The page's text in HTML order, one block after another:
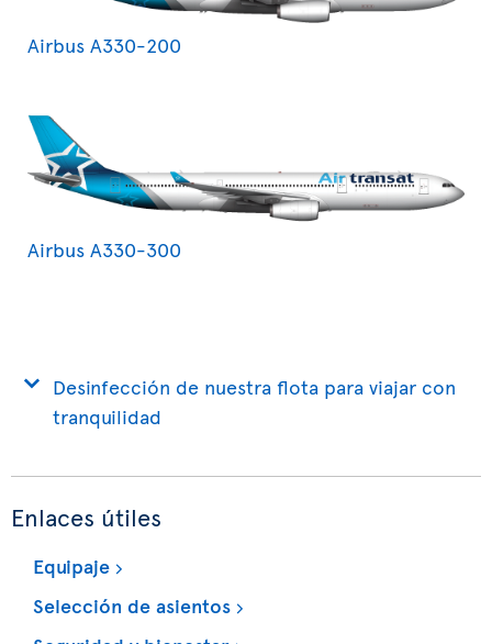
Airbus A330-200
Airbus A330-300
Desinfección de nuestra flota para viajar con
tranquilidad
Enlaces útiles
Equipaje
Selección de asientos